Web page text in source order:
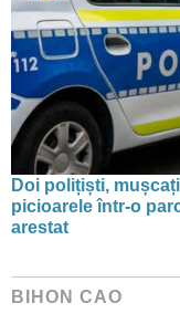
Doi polițiști,
picioarele într-o
arestat
BIHON CAO